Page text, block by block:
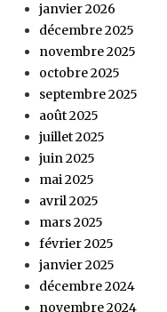
janvier 2026
décembre 2025
novembre 2025
octobre 2025
septembre 2025
août 2025
juillet 2025
juin 2025
mai 2025
avril 2025
mars 2025
février 2025
janvier 2025
décembre 2024
novembre 2024